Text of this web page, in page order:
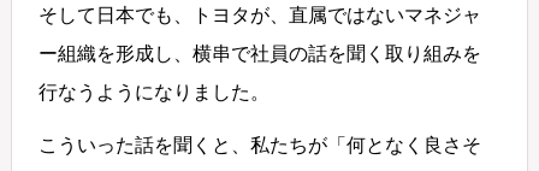
そして日本でも、トヨタが、直属ではないマネジャ
ー組織を形成し、横串で社員の話を聞く取り組みを
行なうようになりました。
こういった話を聞くと、私たちが「何となく良さそ